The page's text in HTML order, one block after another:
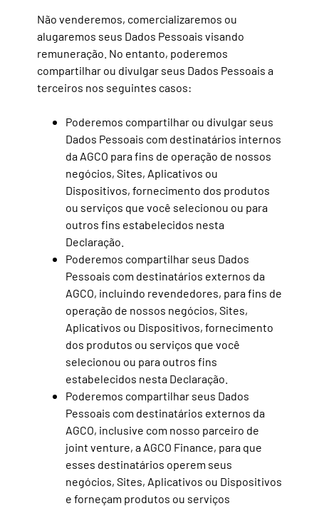
Não venderemos, comercializaremos ou
alugaremos seus Dados Pessoais visando
remuneração. No entanto, poderemos
compartilhar ou divulgar seus Dados Pessoais a
terceiros nos seguintes casos:
Poderemos compartilhar ou divulgar seus
Dados Pessoais com destinatários internos
da AGCO para fins de operação de nossos
negócios, Sites, Aplicativos ou
Dispositivos, fornecimento dos produtos
ou serviços que você selecionou ou para
outros fins estabelecidos nesta
Declaração.
Poderemos compartilhar seus Dados
Pessoais com destinatários externos da
AGCO, incluindo revendedores, para fins de
operação de nossos negócios, Sites,
Aplicativos ou Dispositivos, fornecimento
dos produtos ou serviços que você
selecionou ou para outros fins
estabelecidos nesta Declaração.
Poderemos compartilhar seus Dados
Pessoais com destinatários externos da
AGCO, inclusive com nosso parceiro de
joint venture, a AGCO Finance, para que
esses destinatários operem seus
negócios, Sites, Aplicativos ou Dispositivos
e forneçam produtos ou serviços